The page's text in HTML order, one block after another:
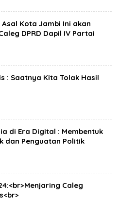
Kota Jambi Ini akan
DPRD Dapil IV Partai
: Saatnya Kita Tolak Hasil
di Era Digital : Membentuk
dan Penguatan Politik
Caleg